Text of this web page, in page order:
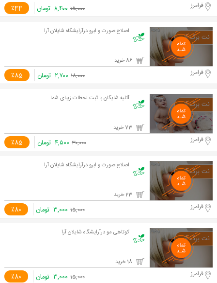
٪44 فرامرز ۱۵,۰۰۰ ۸,۴۰۰ تومان
اصلاح صورت و ابرو درآرایشگاه شایلان آرا
٪85 فرامرز ۱۸,۰۰۰ ۲,۷۰۰ تومان
آتلیه شایگان با ثبت لحظات زیبای شما
٪85 فرامرز ۳۰,۰۰۰ ۴,۵۰۰ تومان
اصلاح صورت و ابرو درآرایشگاه شایلان آرا
٪80 فرامرز ۱۵,۰۰۰ ۳,۰۰۰ تومان
کوتاهی مو درآرایشگاه شایلان آرا
٪80 فرامرز ۱۵,۰۰۰ ۳,۰۰۰ تومان